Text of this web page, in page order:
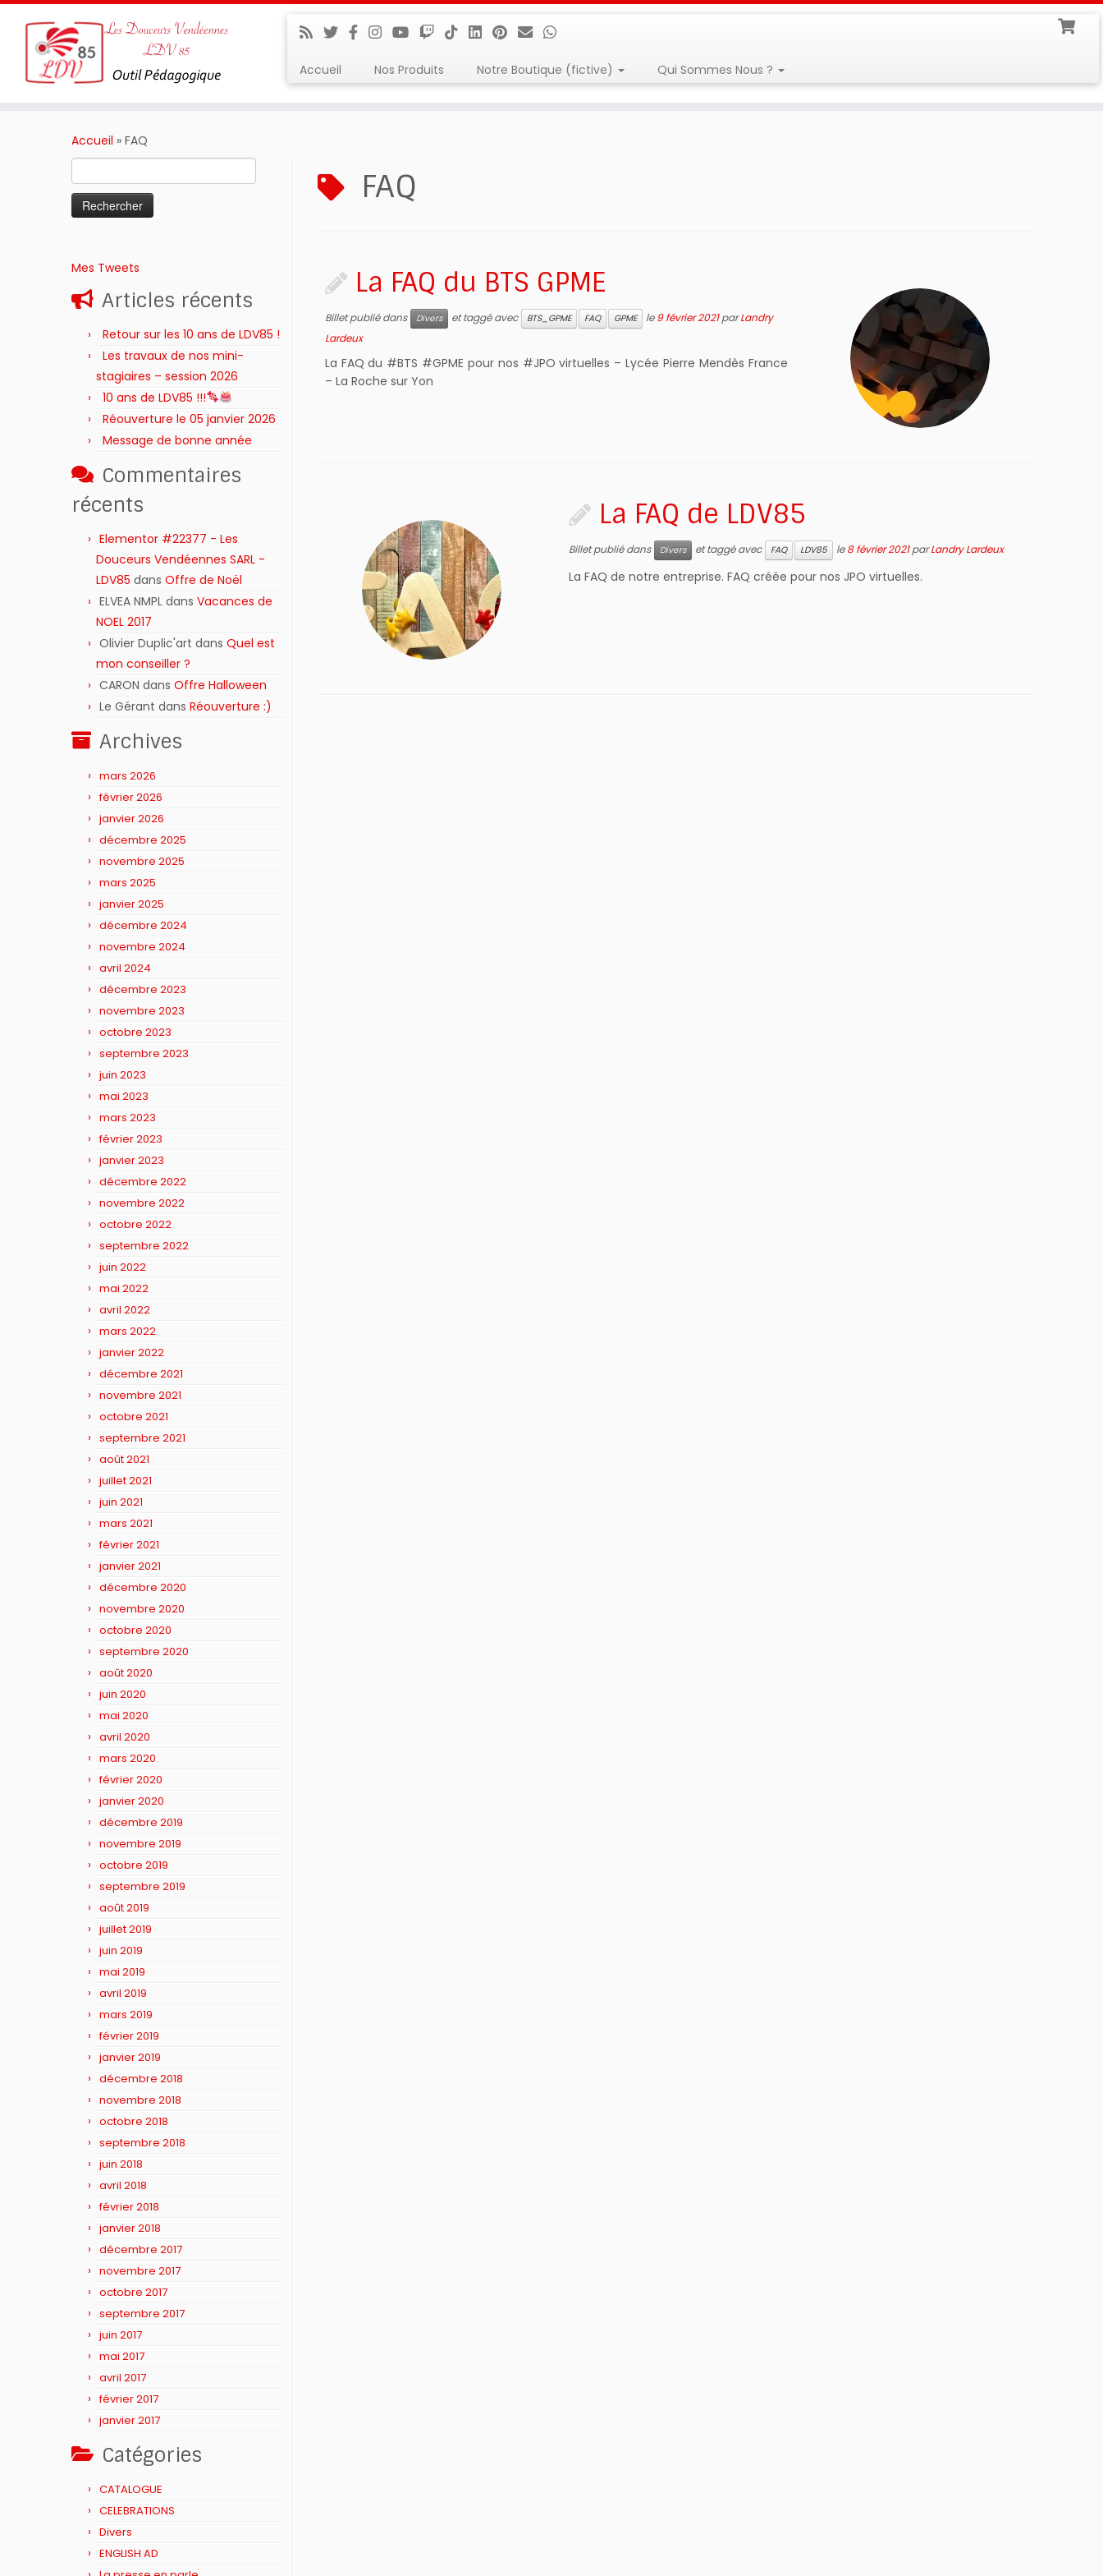
Accueil Nos Produits Notre Boutique (fictive) Qui Sommes Nous ?
Accueil » FAQ
Mes Tweets
Articles récents
Retour sur les 10 ans de LDV85 !
Les travaux de nos mini-
stagiaires – session 2026 ‍‍‍‍‍
10 ans de LDV85 !!!
Réouverture le 05 janvier 2026
Message de bonne année
Commentaires
récents
Elementor #22377 - Les
Douceurs Vendéennes SARL -
LDV85 dans Offre de Noël
ELVEA NMPL dans Vacances de
NOEL 2017
Olivier Duplic'art dans Quel est
mon conseiller ?
CARON dans Offre Halloween
Le Gérant dans Réouverture :)
Archives
mars 2026
février 2026
janvier 2026
décembre 2025
novembre 2025
mars 2025
janvier 2025
décembre 2024
novembre 2024
avril 2024
décembre 2023
novembre 2023
octobre 2023
septembre 2023
juin 2023
mai 2023
mars 2023
février 2023
janvier 2023
décembre 2022
novembre 2022
octobre 2022
septembre 2022
juin 2022
mai 2022
avril 2022
mars 2022
janvier 2022
décembre 2021
novembre 2021
octobre 2021
septembre 2021
août 2021
juillet 2021
juin 2021
mars 2021
février 2021
janvier 2021
décembre 2020
novembre 2020
octobre 2020
septembre 2020
août 2020
juin 2020
mai 2020
avril 2020
mars 2020
février 2020
janvier 2020
décembre 2019
novembre 2019
octobre 2019
septembre 2019
août 2019
juillet 2019
juin 2019
mai 2019
avril 2019
mars 2019
février 2019
janvier 2019
décembre 2018
novembre 2018
octobre 2018
septembre 2018
juin 2018
avril 2018
février 2018
janvier 2018
décembre 2017
novembre 2017
octobre 2017
septembre 2017
juin 2017
mai 2017
avril 2017
février 2017
janvier 2017
Catégories
CATALOGUE
CELEBRATIONS
Divers
ENGLISH AD
FAQ
La FAQ du BTS GPME
Billet publié dans Divers et taggé avec BTS_GPME FAQ GPME le9 février 2021 parLandry
Lardeux
La FAQ du #BTS #GPME pour nos #JPO virtuelles – Lycée Pierre Mendès France
– La Roche sur Yon
La FAQ de LDV85
Billet publié dans Divers et taggé avec FAQ LDV85 le8 février 2021 parLandry Lardeux
La FAQ de notre entreprise. FAQ créée pour nos JPO virtuelles.